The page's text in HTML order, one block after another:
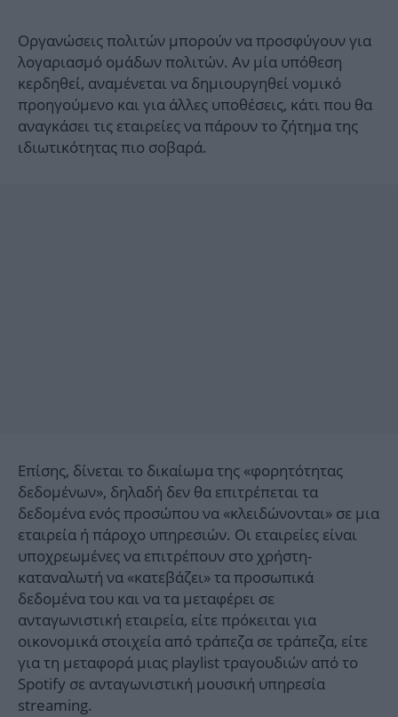
Οργανώσεις πολιτών μπορούν να προσφύγουν για
λογαριασμό ομάδων πολιτών. Αν μία υπόθεση
κερδηθεί, αναμένεται να δημιουργηθεί νομικό
προηγούμενο και για άλλες υποθέσεις, κάτι που θα
αναγκάσει τις εταιρείες να πάρουν το ζήτημα της
ιδιωτικότητας πιο σοβαρά.
Επίσης, δίνεται το δικαίωμα της «φορητότητας
δεδομένων», δηλαδή δεν θα επιτρέπεται τα
δεδομένα ενός προσώπου να «κλειδώνονται» σε μια
εταιρεία ή πάροχο υπηρεσιών. Οι εταιρείες είναι
υποχρεωμένες να επιτρέπουν στο χρήστη-
καταναλωτή να «κατεβάζει» τα προσωπικά
δεδομένα του και να τα μεταφέρει σε
ανταγωνιστική εταιρεία, είτε πρόκειται για
οικονομικά στοιχεία από τράπεζα σε τράπεζα, είτε
για τη μεταφορά μιας playlist τραγουδιών από το
Spotify σε ανταγωνιστική μουσική υπηρεσία
streaming.